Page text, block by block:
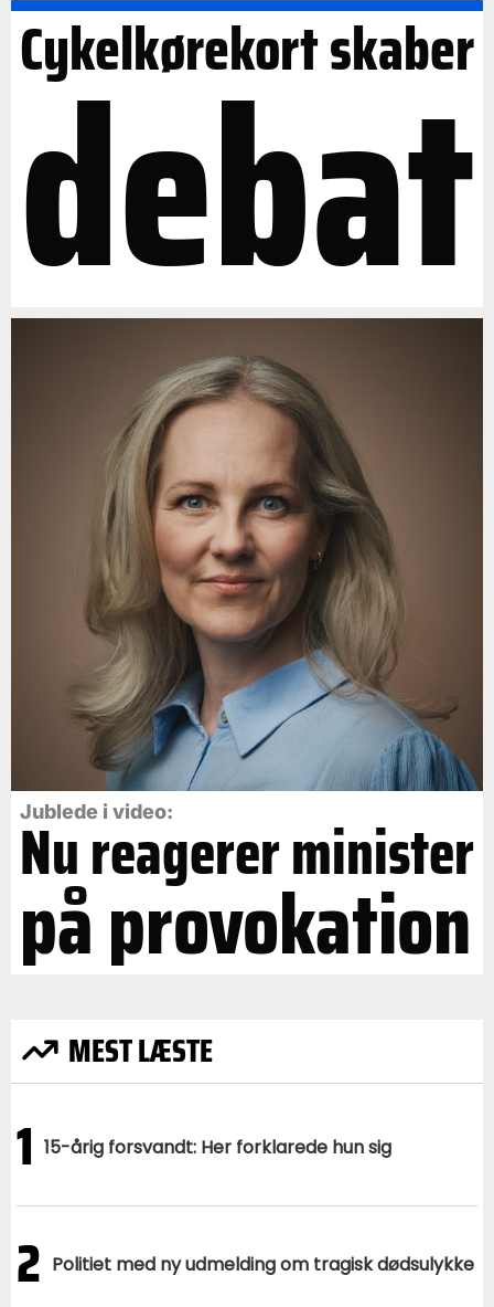
Cykelkørekort skaber
debat
Jublede i video:
Nu reagerer minister
på provokation
MEST LÆSTE
1 15-årig forsvandt: Her forklarede hun sig
2 Politiet med ny udmelding om tragisk dødsulykke